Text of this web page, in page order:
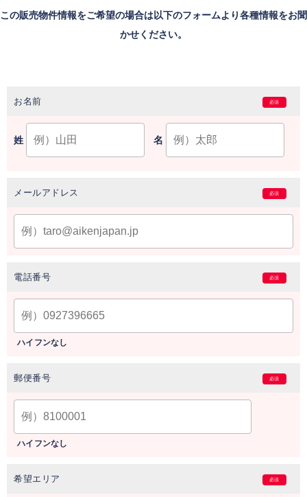
この販売物件情報をご希望の場合は以下のフォームより各種情報をお聞
かせください。
お名前 必須
姓 名
メールアドレス 必須
電話番号 必須
ハイフンなし
郵便番号 必須
ハイフンなし
希望エリア 必須